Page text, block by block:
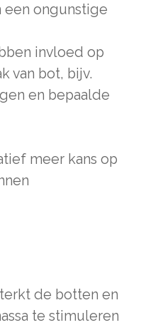
een ongunstige
invloed op
van bot, bijv.
en bepaalde
meer kans op
de botten en
te stimuleren